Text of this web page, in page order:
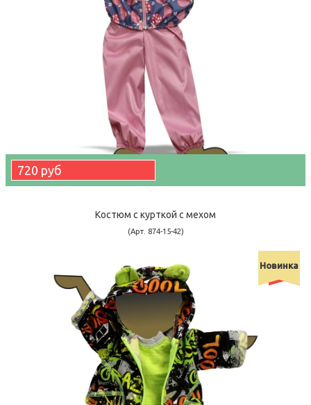
720 руб
Костюм с курткой c мехом
(Арт. 874-15-42)
-
Новинка